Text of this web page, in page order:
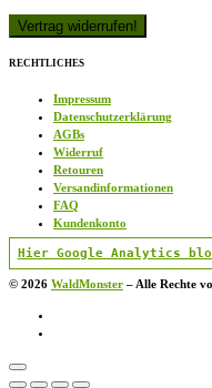
RECHTLICHES
Impressum
Datenschutzerklärung
AGBs
Widerruf
Retouren
Versandinformationen
FAQ
Kundenkonto
Hier Google Analytics
© 2026 WaldMonster – Alle Rechte